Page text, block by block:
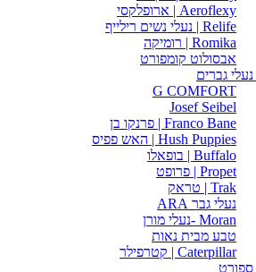
Aeroflexy | ארופלקסי
Relife | נעלי נשים רילייף
Romika | רומיקה
אבסולוט קומפורט
גברים
G COMFORT
Josef Seibel
Franco Bane | פרנקו בן
Hush Puppies | האש פפיס
Buffalo | בופאלו
Propet | פרופט
Trak | טראק
נעלי גבר ARA
Moran -נעלי מורן
טבע מבית נאות
Caterpillar | קטרפילר
ספורט